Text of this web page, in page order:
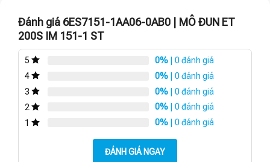
Đánh giá 6ES7151-1AA06-0AB0 | MÔ ĐUN ET
200S IM 151-1 ST
5 0% | 0 đánh giá
4
0% | 0 đánh giá
3
0% | 0 đánh giá
2
0% | 0 đánh giá
1
0% | 0 đánh giá
ĐÁNH GIÁ NGAY